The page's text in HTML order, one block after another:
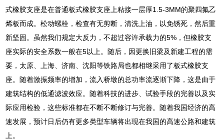
式橡胶支座是在普通板式橡胶支座上粘接一层厚1.5-3MM的聚四氟乙
烯板而成。松动螺栓，检查有无剪断，清洗上油，以免锈死，然后重
新坚固。虽然我们规定大反力，不超过容许承载力的5%，但橡胶支
座实际的安全系数一般在5以上。随后，因更换旧梁及新建工程的需
要，太原、上海、济南、沈阳等铁路局也都相继采用了板式橡胶支
座。随着激振频率的增加，流入桥墩的总功率流逐渐下降，这是由于
建筑结构的低通滤波效应。随着科技的进步、试验手段的完善以及实
际应用检验，这些标准都在不断不断修订与完善。随着我国经济的高
速发展，预计日后仍有更多类型车辆将出现在我国的高速公路和建筑
上。